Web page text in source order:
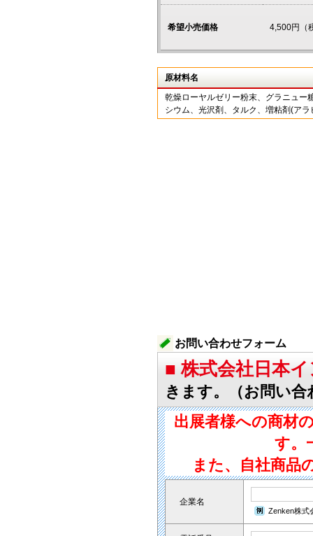
希望小売価格 4,500円（
原材料名
乾燥ローヤルゼリー粉末、グラニュー
シウム、光沢剤、タルク、増粘剤(アラ
お問い合わせフォーム
■ 株式会社日本
きます。（お問い合
出展者様への商材
す。
また、自社商品
企業名
Zenken株式